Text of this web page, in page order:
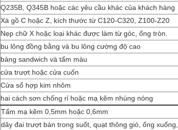
Q235B, Q345B hoặc các yêu cầu khác của khách hàng
Xà gồ C hoặc Z, kích thước từ C120-C320, Z100-Z20
Nẹp chữ X hoặc loại khác được làm từ góc, ống tròn.
bu lông đồng bằng và bu lông cường độ cao
bảng sandwich và tấm màu
cửa trượt hoặc cửa cuốn
Cửa sổ hợp kim nhôm
hai cách sơn chống rỉ hoặc mạ kẽm nhúng nóng
Tấm mạ kẽm 0,5mm hoặc 0,6mm
dây đai trượt bán trong suốt, quạt thông gió, ống xuống,